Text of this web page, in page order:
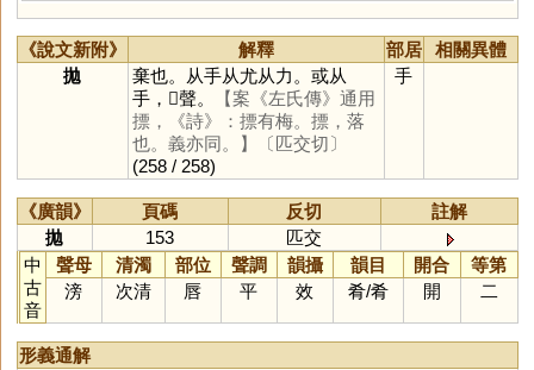
《說文新附》 解釋 部居
相關異體
拋
棄也。从手从尤从力。或从
手，𡯄聲。
【案《左氏傳》通用
摽，《詩》：摽有梅。摽，落
也。義亦同。】
〔匹交切〕
(258 / 258)
手
《廣韻》 頁碼 反切
註解
拋
153
匹交
中
古
音
聲母 清濁 部位 聲調 韻攝 韻目 開合
等第
滂
次清 唇 平 效 肴/肴 開 二
形義通解